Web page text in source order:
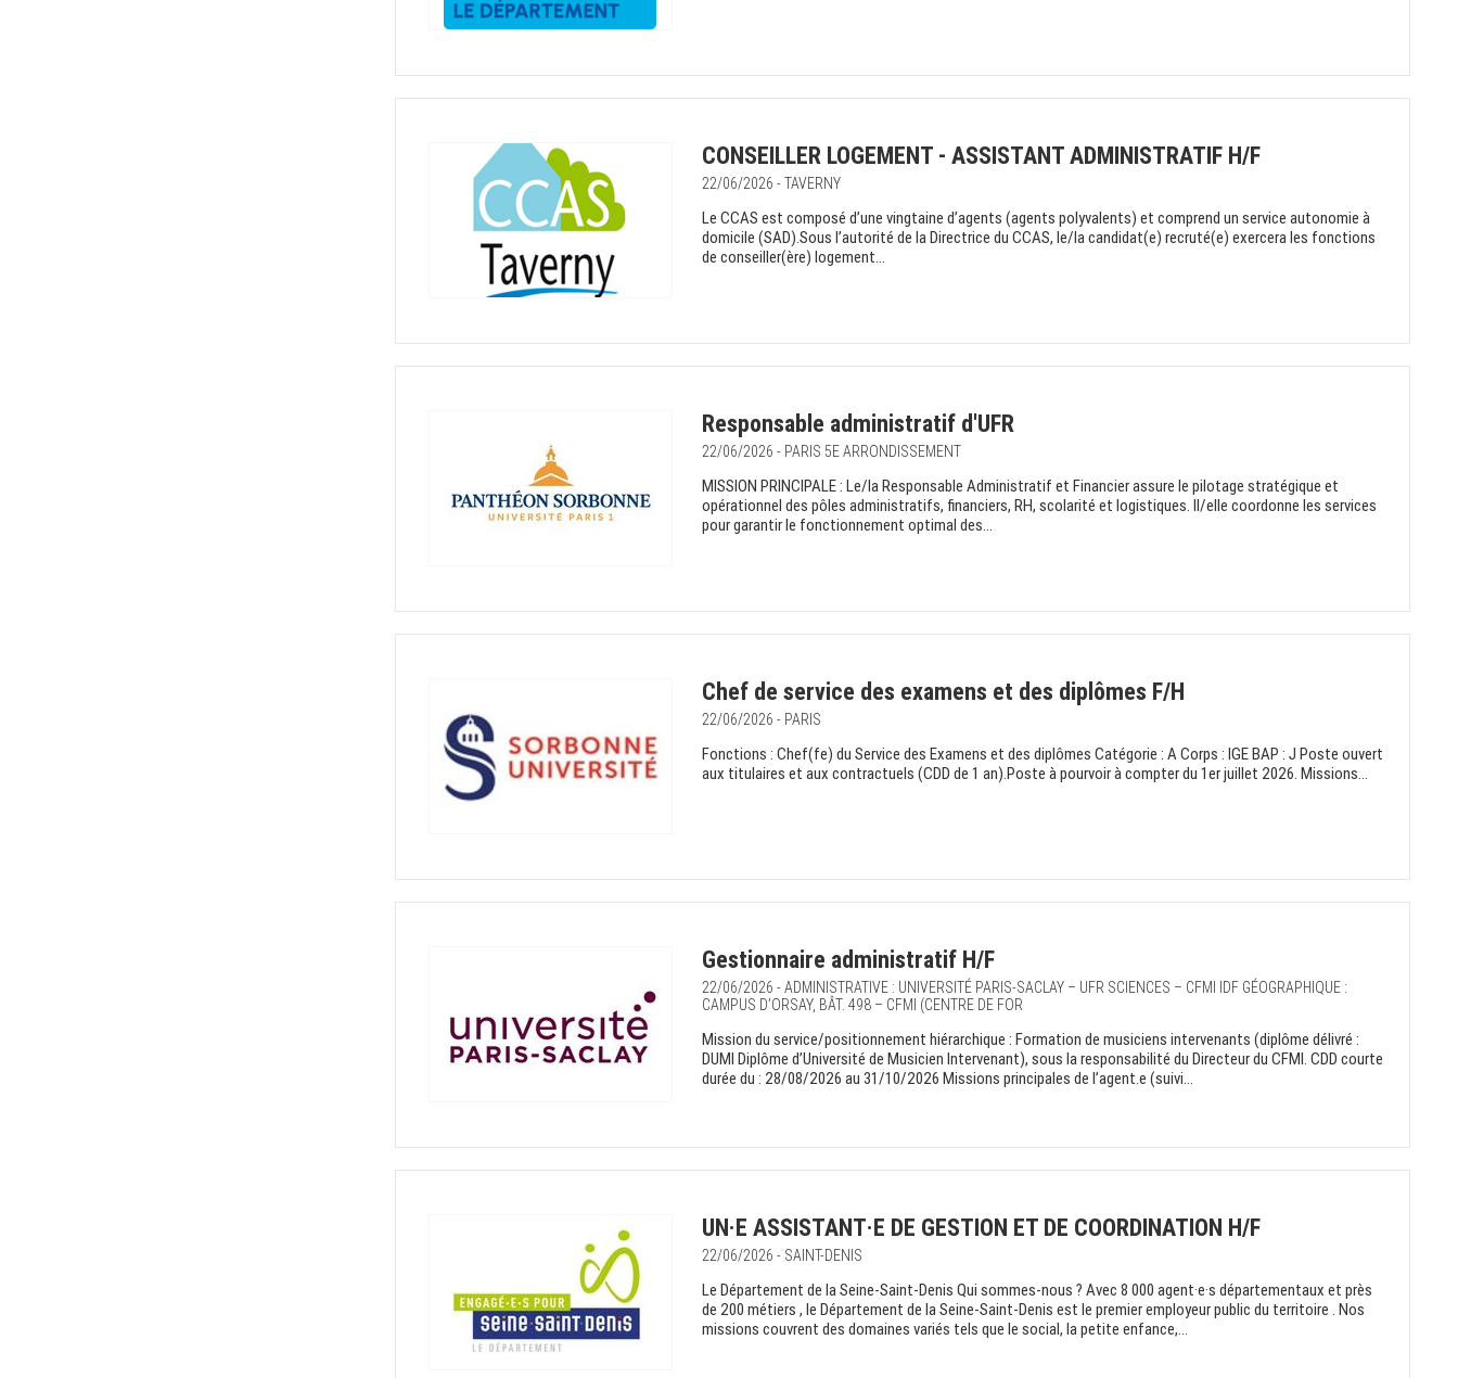
CONSEILLER LOGEMENT - ASSISTANT ADMINISTRATIF H/F
22/06/2026 - TAVERNY
Le CCAS est composé d’une vingtaine d’agents (agents polyvalents) et comprend un service autonomie à
domicile (SAD).Sous l’autorité de la Directrice du CCAS, le/la candidat(e) recruté(e) exercera les fonctions
de conseiller(ère) logement...
Responsable administratif d'UFR
22/06/2026 - PARIS 5E ARRONDISSEMENT
MISSION PRINCIPALE : Le/la Responsable Administratif et Financier assure le pilotage stratégique et
opérationnel des pôles administratifs, financiers, RH, scolarité et logistiques. Il/elle coordonne les services
pour garantir le fonctionnement optimal des...
Chef de service des examens et des diplômes F/H
22/06/2026 - PARIS
Fonctions : Chef(fe) du Service des Examens et des diplômes Catégorie : A Corps : IGE BAP : J Poste ouvert
aux titulaires et aux contractuels (CDD de 1 an).Poste à pourvoir à compter du 1er juillet 2026. Missions...
Gestionnaire administratif H/F
22/06/2026 - ADMINISTRATIVE : UNIVERSITÉ PARIS-SACLAY – UFR SCIENCES – CFMI IDF GÉOGRAPHIQUE :
CAMPUS D’ORSAY, BÂT. 498 – CFMI (CENTRE DE FOR
Mission du service/positionnement hiérarchique : Formation de musiciens intervenants (diplôme délivré :
DUMI Diplôme d’Université de Musicien Intervenant), sous la responsabilité du Directeur du CFMI. CDD courte
durée du : 28/08/2026 au 31/10/2026 Missions principales de l’agent.e (suivi...
UN·E ASSISTANT·E DE GESTION ET DE COORDINATION H/F
22/06/2026 - SAINT-DENIS
Le Département de la Seine-Saint-Denis Qui sommes-nous ? Avec 8 000 agent·e·s départementaux et près
de 200 métiers , le Département de la Seine-Saint-Denis est le premier employeur public du territoire . Nos
missions couvrent des domaines variés tels que le social, la petite enfance,...